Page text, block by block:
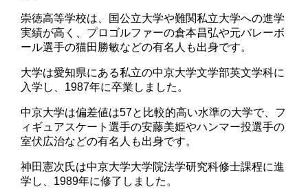
崇徳高等学校は、国公立大学や難関私立大学への進学
実績が高く、プロゴルファーの倉本昌弘や元バレーボ
ール選手の猫田勝敏などの有名人も出身です。
大学は愛知県にある私立の中京大学文学部英文学科に
入学し、1987年に卒業しました。
中京大学は偏差値は57と比較的高い水準の大学で、フ
ィギュアスケート選手の安藤美姫やハンマー投選手の
室伏広治などの有名人も出身です。
神田憲次氏は中京大学大学院法学研究科修士課程に進
学し、1989年に修了しました。